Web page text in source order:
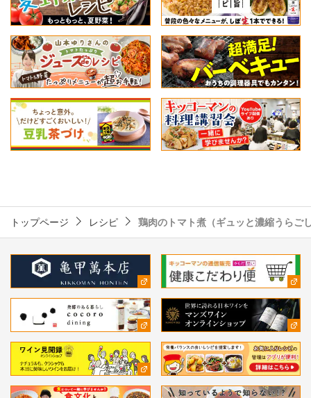
トップページ レシピ 鶏肉のトマト煮（ギュッと濃縮うらご